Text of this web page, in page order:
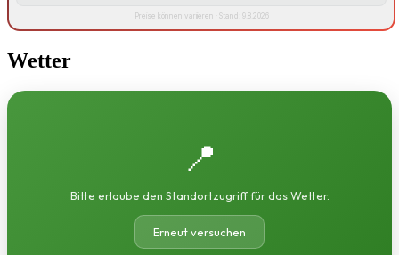
Preise können variieren · Stand: 9.8.2026
Wetter
📍
Bitte erlaube den Standortzugriff für das Wetter.
Erneut versuchen